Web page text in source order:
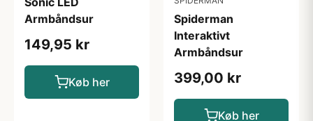
Armbåndsur
149,95 kr
Køb her
Spiderman
Interaktivt
Armbåndsur
399,00 kr
Køb her